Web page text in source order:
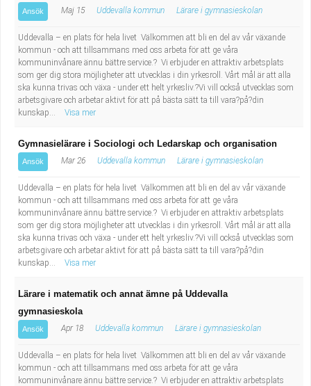
Ansök Maj 15 Uddevalla kommun Lärare i gymnasieskolan
Uddevalla – en plats för hela livet Välkommen att bli en del av vår växande
kommun - och att tillsammans med oss arbeta för att ge våra
kommuninvånare ännu bättre service.? Vi erbjuder en attraktiv arbetsplats
som ger dig stora möjligheter att utvecklas i din yrkesroll. Vårt mål är att alla
ska kunna trivas och växa - under ett helt yrkesliv.?Vi vill också utvecklas som
arbetsgivare och arbetar aktivt för att på bästa sätt ta till vara?på?din
kunskap...
Visa mer
Gymnasielärare i Sociologi och Ledarskap och organisation
Ansök Mar 26 Uddevalla kommun Lärare i gymnasieskolan
Uddevalla – en plats för hela livet Välkommen att bli en del av vår växande
kommun - och att tillsammans med oss arbeta för att ge våra
kommuninvånare ännu bättre service.? Vi erbjuder en attraktiv arbetsplats
som ger dig stora möjligheter att utvecklas i din yrkesroll. Vårt mål är att alla
ska kunna trivas och växa - under ett helt yrkesliv.?Vi vill också utvecklas som
arbetsgivare och arbetar aktivt för att på bästa sätt ta till vara?på?din
kunskap...
Visa mer
Lärare i matematik och annat ämne på Uddevalla
gymnasieskola
Ansök Apr 18 Uddevalla kommun Lärare i gymnasieskolan
Uddevalla – en plats för hela livet Välkommen att bli en del av vår växande
kommun - och att tillsammans med oss arbeta för att ge våra
kommuninvånare ännu bättre service.? Vi erbjuder en attraktiv arbetsplats